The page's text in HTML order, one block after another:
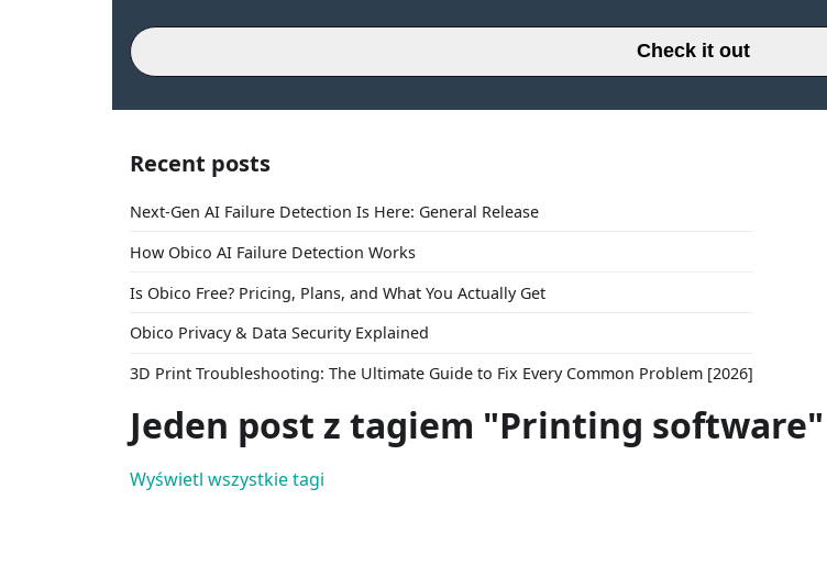
Check it out
Recent posts
Next-Gen AI Failure Detection Is Here: General Release
How Obico AI Failure Detection Works
Is Obico Free? Pricing, Plans, and What You Actually Get
Obico Privacy & Data Security Explained
3D Print Troubleshooting: The Ultimate Guide to Fix Every Common Problem [2026]
Jeden post z tagiem "Printing software"
Wyświetl wszystkie tagi